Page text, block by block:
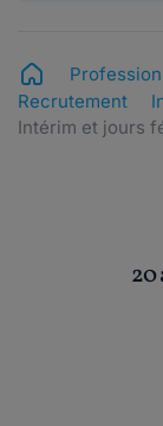
Recrutement
Intérim et jours
20